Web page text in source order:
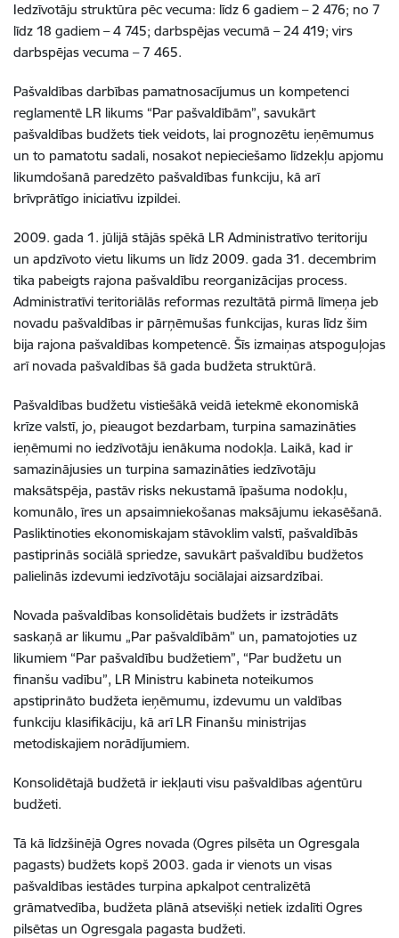
Iedzīvotāju struktūra pēc vecuma: līdz 6 gadiem – 2 476; no 7
līdz 18 gadiem – 4 745; darbspējas vecumā – 24 419; virs
darbspējas vecuma – 7 465.
Pašvaldības darbības pamatnosacījumus un kompetenci
reglamentē LR likums “Par pašvaldībām”, savukārt
pašvaldības budžets tiek veidots, lai prognozētu ieņēmumus
un to pamatotu sadali, nosakot nepieciešamo līdzekļu apjomu
likumdošanā paredzēto pašvaldības funkciju, kā arī
brīvprātīgo iniciatīvu izpildei.
2009. gada 1. jūlijā stājās spēkā LR Administratīvo teritoriju
un apdzīvoto vietu likums un līdz 2009. gada 31. decembrim
tika pabeigts rajona pašvaldību reorganizācijas process.
Administratīvi teritoriālās reformas rezultātā pirmā līmeņa jeb
novadu pašvaldības ir pārņēmušas funkcijas, kuras līdz šim
bija rajona pašvaldības kompetencē. Šīs izmaiņas atspoguļojas
arī novada pašvaldības šā gada budžeta struktūrā.
Pašvaldības budžetu vistiešākā veidā ietekmē ekonomiskā
krīze valstī, jo, pieaugot bezdarbam, turpina samazināties
ieņēmumi no iedzīvotāju ienākuma nodokļa. Laikā, kad ir
samazinājusies un turpina samazināties iedzīvotāju
maksātspēja, pastāv risks nekustamā īpašuma nodokļu,
komunālo, īres un apsaimniekošanas maksājumu iekasēšanā.
Pasliktinoties ekonomiskajam stāvoklim valstī, pašvaldībās
pastiprinās sociālā spriedze, savukārt pašvaldību budžetos
palielinās izdevumi iedzīvotāju sociālajai aizsardzībai.
Novada pašvaldības konsolidētais budžets ir izstrādāts
saskaņā ar likumu „Par pašvaldībām” un, pamatojoties uz
likumiem “Par pašvaldību budžetiem”, “Par budžetu un
finanšu vadību”, LR Ministru kabineta noteikumos
apstiprināto budžeta ieņēmumu, izdevumu un valdības
funkciju klasifikāciju, kā arī LR Finanšu ministrijas
metodiskajiem norādījumiem.
Konsolidētajā budžetā ir iekļauti visu pašvaldības aģentūru
budžeti.
Tā kā līdzšinējā Ogres novada (Ogres pilsēta un Ogresgala
pagasts) budžets kopš 2003. gada ir vienots un visas
pašvaldības iestādes turpina apkalpot centralizētā
grāmatvedība, budžeta plānā atsevišķi netiek izdalīti Ogres
pilsētas un Ogresgala pagasta budžeti.